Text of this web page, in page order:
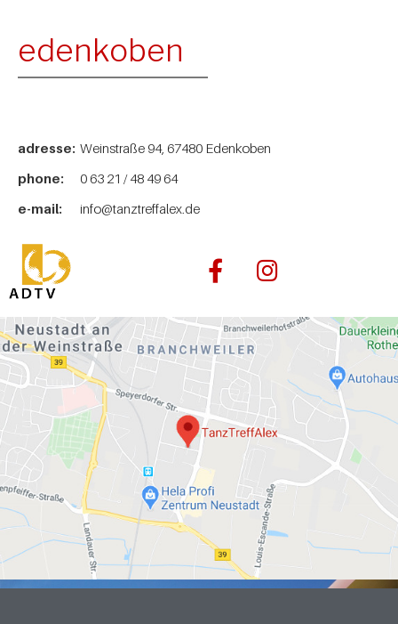
edenkoben
adresse: Weinstraße 94, 67480 Edenkoben
phone:
0 63 21 / 48 49 64
e-mail:
info@tanztreffalex.de